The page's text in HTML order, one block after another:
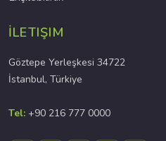
İLETIŞIM
Göztepe Yerleşkesi 34722
İstanbul, Türkiye
Tel: +90 216 777 0000